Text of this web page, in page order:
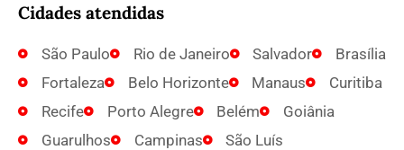
Cidades atendidas
São Paulo Rio de Janeiro Salvador
Brasília
Fortaleza
Belo Horizonte Manaus
Curitiba
Recife
Porto Alegre Belém
Goiânia
Guarulhos
Campinas
São Luís